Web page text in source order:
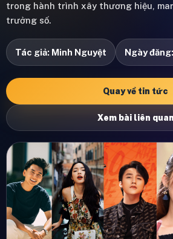
trong hành trình xây thương hiệu,
trưởng số.
Tác giả: Minh Nguyệt Ngày
Quay về tin tức
Xem bài liên quan